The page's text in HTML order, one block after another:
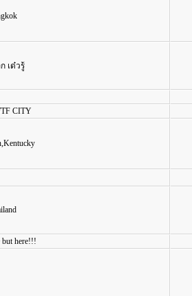
เด๋วรู้
CITY
but here!!!